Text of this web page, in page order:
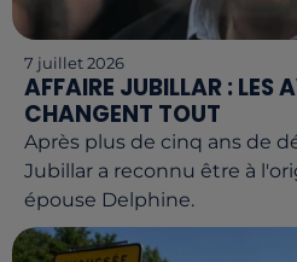
7 juillet 2026
AFFAIRE JUBILLAR : LES
CHANGENT TOUT
Après plus de cinq ans de
Jubillar a reconnu être à
épouse Delphine.